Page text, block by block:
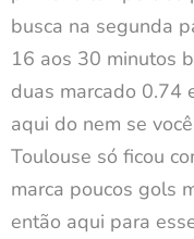
busca na segunda
16 aos 30 minutos
duas marcado 0.74
aqui do nem se
Toulouse só ficou
marca poucos gols
então aqui para